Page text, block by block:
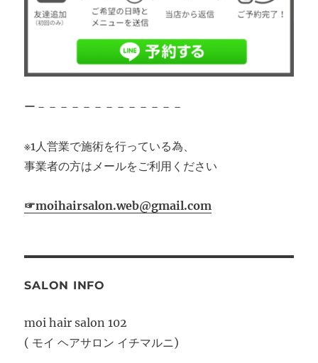
ー－－－－－－－－－－－－－
※1人営業で施術を行っている為、
事業者の方はメールをご利用ください
☞moihairsalon.web@gmail.com
SALON INFO
moi hair salon 102
( モイ ヘアサロン イチマルニ)